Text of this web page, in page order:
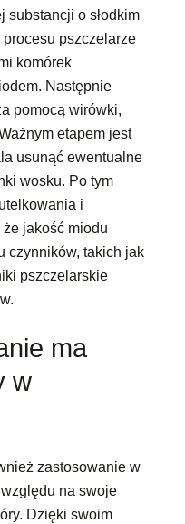
substancji o słodkim
pszczelarze
komórek
Następnie
pomocą wirówki,
etapem jest
usunąć ewentualne
wosku. Po tym
i
jakość miodu
czynników, takich jak
pszczelarskie
ma
w
zastosowanie w
na swoje
Dzięki swoim